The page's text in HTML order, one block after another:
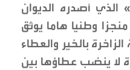
أصدره الديوان
وطنيا هاما يوثّق
بالخير والعطاء
لا ينضب عطاؤها بين